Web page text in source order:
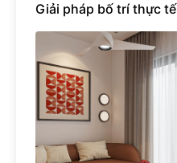
Giải pháp bố trí thực tế